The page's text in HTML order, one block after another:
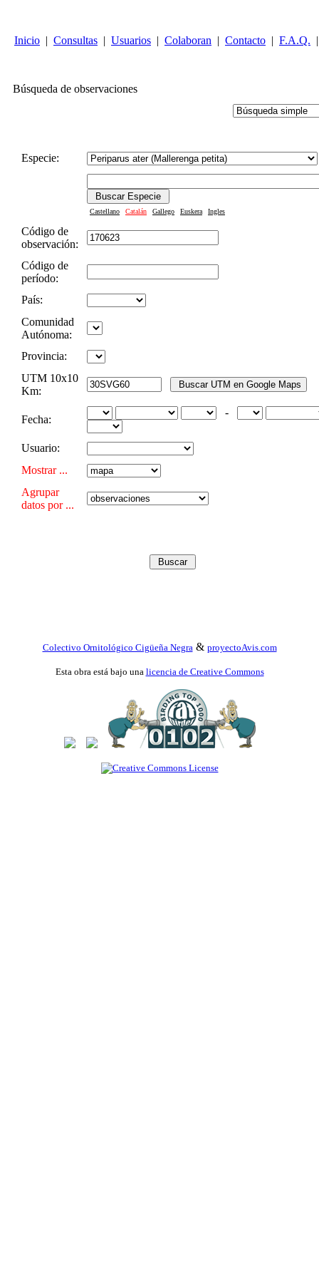
Inicio | Consultas | Usuarios | Colaboran | Contacto | F.A.Q. |
Búsqueda de observaciones
Especie:
Castellano Catalán Gallego Euskera Ingles
Código de
observación:
Código de
período:
País:
Comunidad
Autónoma:
Provincia:
UTM 10x10
Km:
Fecha:
-
Usuario:
Mostrar ...
Agrupar
datos por ...
Colectivo Ornitológico Cigüeña Negra & proyectoAvis.com
Esta obra está bajo una licencia de Creative Commons